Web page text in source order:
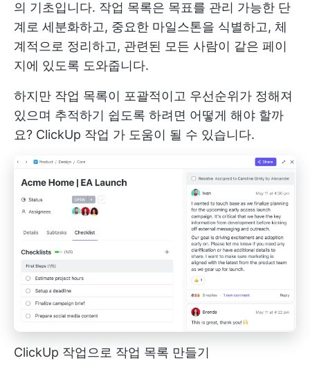
의 기초입니다. 작업 목록은 목표를 관리 가능한 단
계로 세분화하고, 중요한 마일스톤을 식별하고, 체
계적으로 정리하고, 관련된 모든 사람이 같은 페이
지에 있도록 도와줍니다.
하지만 작업 목록이 포괄적이고 우선순위가 정해져
있으며 추적하기 쉽도록 하려면 어떻게 해야 할까
요? ClickUp 작업 가 도움이 될 수 있습니다.
ClickUp 작업으로 작업 목록 만들기